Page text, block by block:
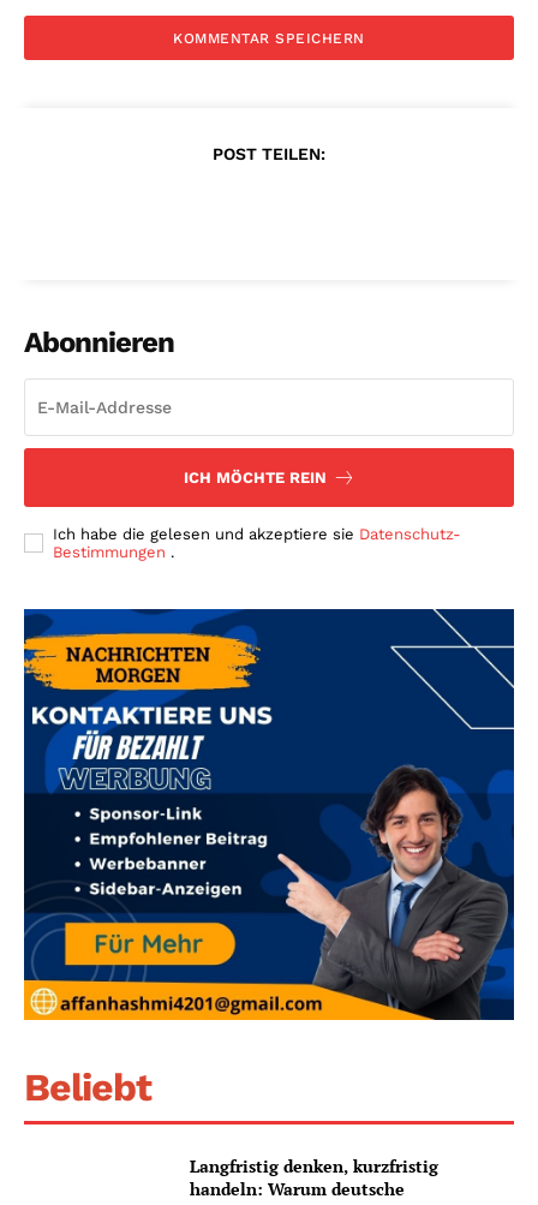
POST TEILEN:
Abonnieren
ICH MÖCHTE REIN
Ich habe die gelesen und akzeptiere sie Datenschutz-
Bestimmungen .
Beliebt
Langfristig denken, kurzfristig
handeln: Warum deutsche